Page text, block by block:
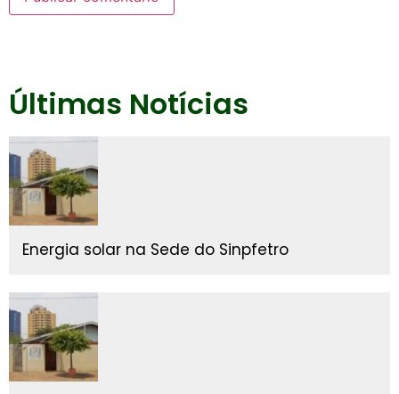
Últimas Notícias
Energia solar na Sede do Sinpfetro